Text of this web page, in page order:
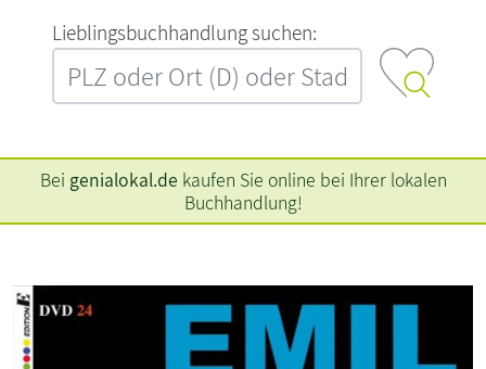
L‍i‍e‍b‍l‍i‍n‍g‍s‍b‍u‍c‍h‍h‍a‍n‍d‍l‍u‍n‍g‍ ‍s‍u‍c‍h‍e‍n‍:‍
Bei genialokal.de kaufen Sie online bei Ihrer lokalen
Buchhandlung!